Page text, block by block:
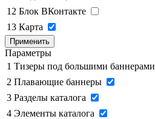
12 Блок ВКонтакте
13 Карта
Применить
Параметры
1 Тизеры под большими баннерами
2 Плавающие баннеры
3 Разделы каталога
4 Элементы каталога